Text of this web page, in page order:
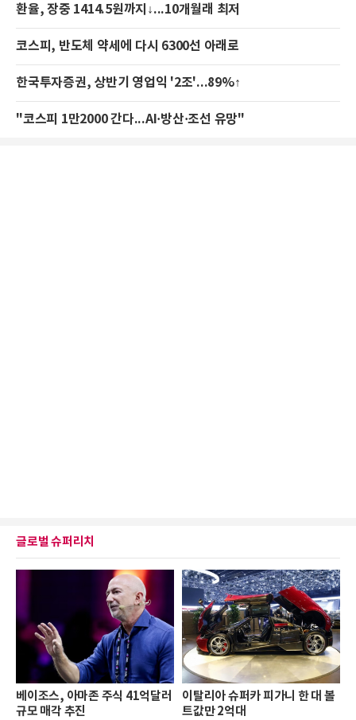
환율, 장중 1414.5원까지↓...10개월래 최저
코스피, 반도체 약세에 다시 6300선 아래로
한국투자증권, 상반기 영업익 '2조'...89%↑
"코스피 1만2000 간다...AI·방산·조선 유망"
글로벌 슈퍼리치
베이조스, 아마존 주식 41억달러
규모 매각 추진
이탈리아 슈퍼카 피가니 한 대 볼
트값만 2억대